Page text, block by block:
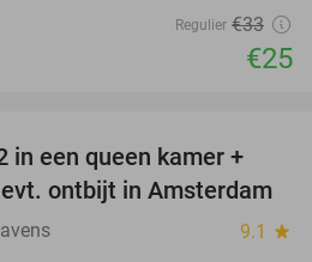
Regulier €33
€25
51%
in een queen kamer +
ontbijt in Amsterdam
9.1 star